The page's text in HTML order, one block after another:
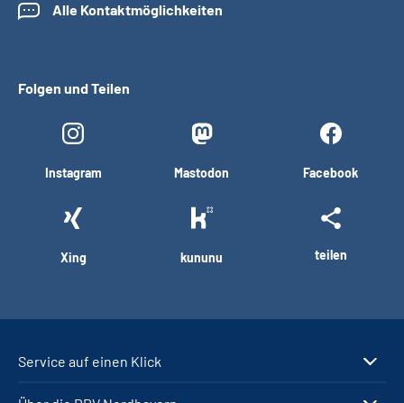
Alle Kontaktmöglichkeiten
Folgen und Teilen
Instagram Mastodon Facebook
Xing kununu teilen
Service auf einen Klick